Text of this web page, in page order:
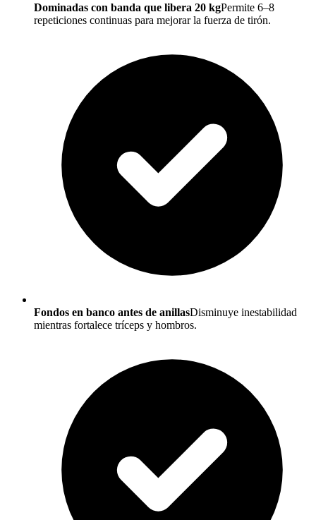
Dominadas con banda que libera 20 kgPermite 6–8
repeticiones continuas para mejorar la fuerza de tirón.
Fondos en banco antes de anillasDisminuye inestabilidad
mientras fortalece tríceps y hombros.